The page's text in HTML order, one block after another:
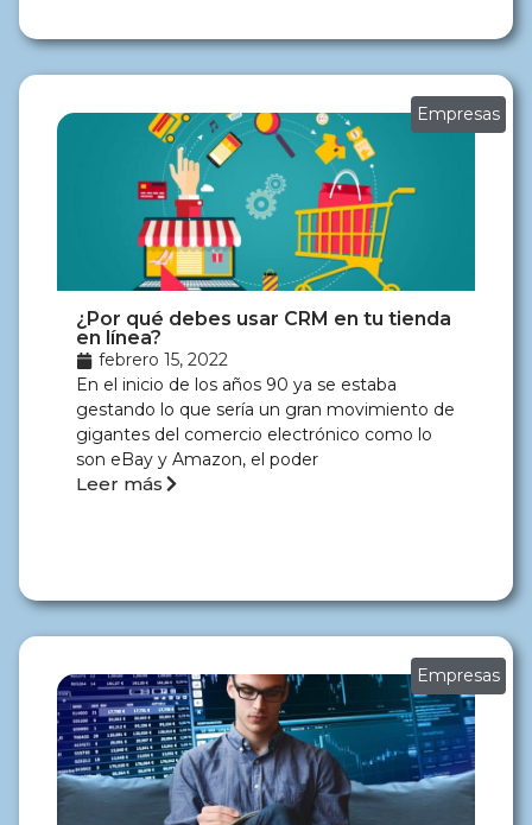
Empresas
¿Por qué debes usar CRM en tu tienda
en línea?
febrero 15, 2022
En el inicio de los años 90 ya se estaba
gestando lo que sería un gran movimiento de
gigantes del comercio electrónico como lo
son eBay y Amazon, el poder
Leer más
Empresas